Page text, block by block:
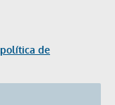
política de